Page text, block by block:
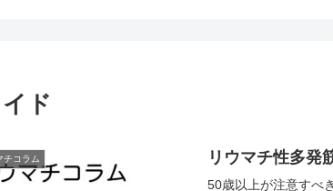
ド
チコラム リウマチ性多発
50歳以上が注意すべ